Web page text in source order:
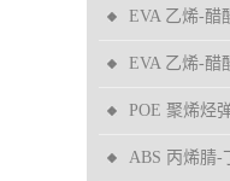
EVA 乙烯-醋
EVA 乙烯-醋
POE 聚烯烃
ABS 丙烯腈-